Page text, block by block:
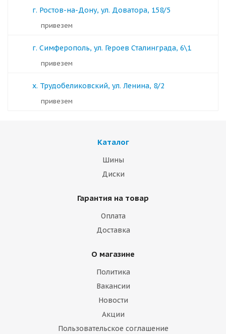
г. Ростов-на-Дону, ул. Доватора, 158/5
Привезем
г. Симферополь, ул. Героев Сталинграда, 6\1
Привезем
х. Трудобеликовский, ул. Ленина, 8/2
Привезем
Каталог
Шины
Диски
Гарантия на товар
Оплата
Доставка
О магазине
Политика
Вакансии
Новости
Акции
Пользовательское соглашение